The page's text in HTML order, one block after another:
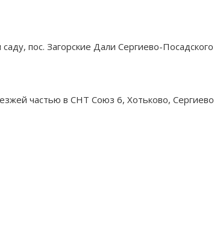
пос. Загорские Дали Сергиево-Посадского
частью в СНТ Союз 6, Хотьково, Сергиево